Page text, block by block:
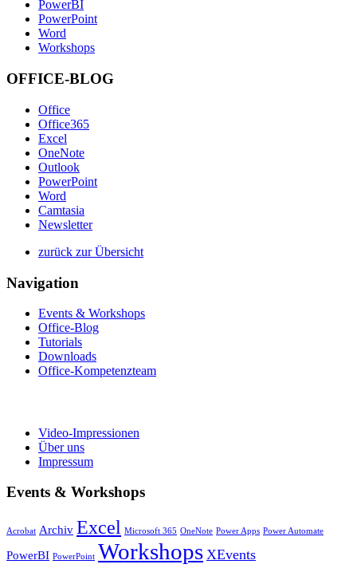
PowerBI
PowerPoint
Word
Workshops
OFFICE-BLOG
Office
Office365
Excel
OneNote
Outlook
PowerPoint
Word
Camtasia
Newsletter
zurück zur Übersicht
Navigation
Events & Workshops
Office-Blog
Tutorials
Downloads
Office-Kompetenzteam
Video-Impressionen
Über uns
Impressum
Events & Workshops
Acrobat Archiv Excel Microsoft 365 OneNote Power Apps Power Automate
PowerBI PowerPoint Workshops XEvents